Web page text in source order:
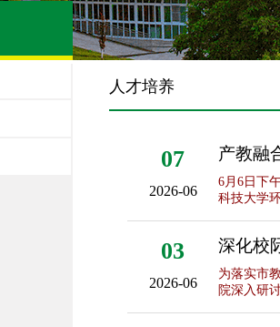
人才培养
07
2026-06
产教融
真培训
6月6日下
科技大学
03
2026-06
深化校
为落实市
院深入研